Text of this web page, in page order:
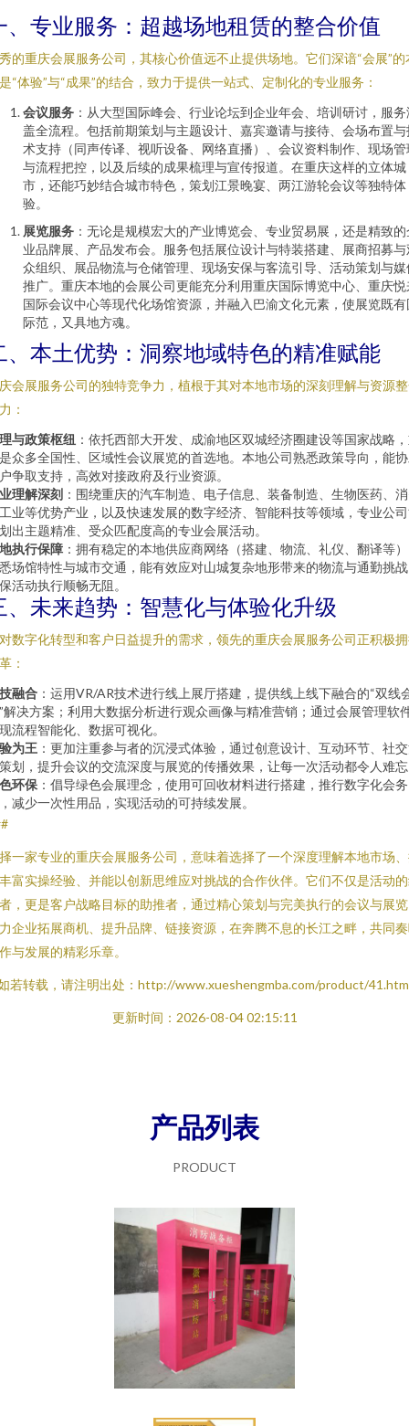
、专业服务：超越场地租赁的整合价值
的重庆会展服务公司，其核心价值远不止提供场地。它们深谙“会展”的
“体验”与“成果”的结合，致力于提供一站式、定制化的专业服务：
会议服务 ：从大型国际峰会、行业论坛到企业年会、培训研讨，服务
盖全流程。包括前期策划与主题设计、嘉宾邀请与接待、会场布置与
术支持（同声传译、视听设备、网络直播）、会议资料制作、现场管
与流程把控，以及后续的成果梳理与宣传报道。在重庆这样的立体城
市，还能巧妙结合城市特色，策划江景晚宴、两江游轮会议等独特体
验。
展览服务 ：无论是规模宏大的产业博览会、专业贸易展，还是精致的
业品牌展、产品发布会。服务包括展位设计与特装搭建、展商招募与
众组织、展品物流与仓储管理、现场安保与客流引导、活动策划与媒
推广。重庆本地的会展公司更能充分利用重庆国际博览中心、重庆悦
国际会议中心等现代化场馆资源，并融入巴渝文化元素，使展览既有
际范，又具地方魂。
、本土优势：洞察地域特色的精准赋能
会展服务公司的独特竞争力，植根于其对本地市场的深刻理解与资源
：
与政策枢纽 ：依托西部大开发、成渝地区双城经济圈建设等国家战略
众多全国性、区域性会议展览的首选地。本地公司熟悉政策导向，能
争取支持，高效对接政府及行业资源。
理解深刻 ：围绕重庆的汽车制造、电子信息、装备制造、生物医药、
业等优势产业，以及快速发展的数字经济、智能科技等领域，专业公
出主题精准、受众匹配度高的专业会展活动。
执行保障 ：拥有稳定的本地供应商网络（搭建、物流、礼仪、翻译等
场馆特性与城市交通，能有效应对山城复杂地形带来的物流与通勤挑
活动执行顺畅无阻。
、未来趋势：智慧化与体验化升级
数字化转型和客户日益提升的需求，领先的重庆会展服务公司正积极
：
融合 ：运用VR/AR技术进行线上展厅搭建，提供线上线下融合的“双线
解决方案；利用大数据分析进行观众画像与精准营销；通过会展管理软
流程智能化、数据可视化。
为王 ：更加注重参与者的沉浸式体验，通过创意设计、互动环节、社
划，提升会议的交流深度与展览的传播效果，让每一次活动都令人难
环保 ：倡导绿色会展理念，使用可回收材料进行搭建，推行数字化会
减少一次性用品，实现活动的可持续发展。
一家专业的重庆会展服务公司，意味着选择了一个深度理解本地市场
富实操经验、并能以创新思维应对挑战的合作伙伴。它们不仅是活动
，更是客户战略目标的助推者，通过精心策划与完美执行的会议与展
企业拓展商机、提升品牌、链接资源，在奔腾不息的长江之畔，共同
与发展的精彩乐章。
若转载，请注明出处：http://www.xueshengmba.com/product/
更新时间：2026-08-04 02:15:11
产品列表
PRODUCT